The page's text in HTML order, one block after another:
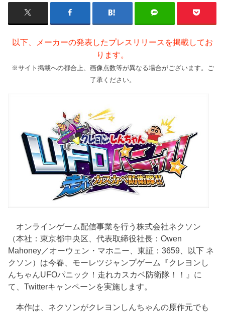
以下、メーカーの発表したプレスリリースを掲載してお
ります。
※サイト掲載への都合上、画像点数等が異なる場合がございます。ご
了承ください。
オンラインゲーム配信事業を行う株式会社ネクソン
（本社：東京都中央区、代表取締役社長：Owen
Mahoney／オーウェン・マホニー、東証：3659、以下 ネ
クソン）は今春、モーレツジャンプゲーム『クレヨンし
んちゃんUFOパニック！走れカスカベ防衛隊！！』に
て、Twitterキャンペーンを実施します。
本作は、ネクソンがクレヨンしんちゃんの原作元でも